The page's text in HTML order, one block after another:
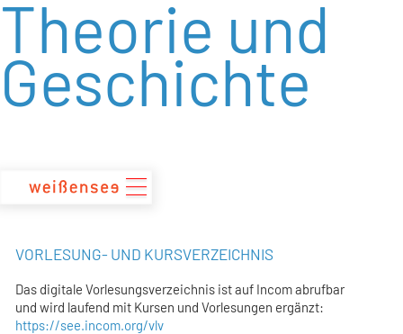
zum
Theorie und
Geschichte
VORLESUNG- UND KURSVERZEICHNIS
Das digitale Vorlesungsverzeichnis ist auf Incom abrufbar
und wird laufend mit Kursen und Vorlesungen ergänzt:
https://see.incom.org/vlv